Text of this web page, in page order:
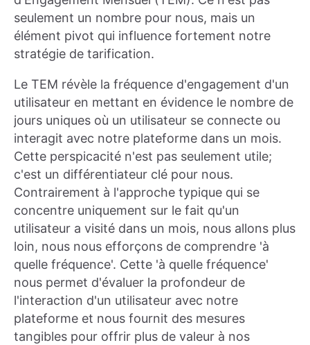
seulement un nombre pour nous, mais un
élément pivot qui influence fortement notre
stratégie de tarification.
Le TEM révèle la fréquence d'engagement d'un
utilisateur en mettant en évidence le nombre de
jours uniques où un utilisateur se connecte ou
interagit avec notre plateforme dans un mois.
Cette perspicacité n'est pas seulement utile;
c'est un différentiateur clé pour nous.
Contrairement à l'approche typique qui se
concentre uniquement sur le fait qu'un
utilisateur a visité dans un mois, nous allons plus
loin, nous nous efforçons de comprendre 'à
quelle fréquence'. Cette 'à quelle fréquence'
nous permet d'évaluer la profondeur de
l'interaction d'un utilisateur avec notre
plateforme et nous fournit des mesures
tangibles pour offrir plus de valeur à nos